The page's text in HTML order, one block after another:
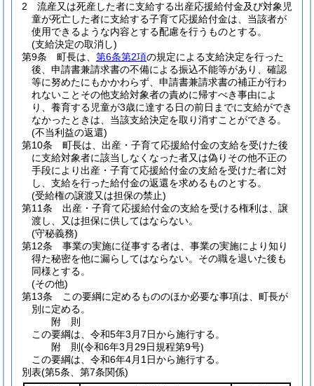
2
流産又は死産した者に支給する出産応援給付金及び対象児
童が死亡した者に支給する子育て応援給付金は、当該者が
使用できるような内容とする配慮を行うものとする。
(支給決定の取消し)
第9条
町長は、 第6条第2項の規定による支給決定を行った
後、申請書兼請求書の不備による振込不能等があり、確認
等に努めたにもかかわらず、申請書兼請求書の補正が行わ
れないことその他支給対象者の責めに帰すべき事由によ
り、養育する児童が3歳に達する日の前日までに支給ができ
なかったときは、当該支給決定を取り消すことができる。
(不当利益の返還)
第10条
町長は、出産・子育て応援給付金の支給を受けた後
に支給対象者に該当しなくなった者又は偽りその他不正の
手段により出産・子育て応援給付金の支給を受けた者に対
し、支給を行った給付金の返還を求めるものとする。
(受給権の譲渡又は担保の禁止)
第11条
出産・子育て応援給付金の支給を受ける権利は、譲
渡し、又は担保に供してはならない。
(守秘義務)
第12条
事業の実施に従事する者は、事業の実施により知り
得た秘密を他に漏らしてはならない。 その職を退いた後も
同様とする。
(その他)
第13条
この要綱に定めるもののほか必要な事項は、町長が
別に定める。
附 則
この要綱は、令和5年3月7日から施行する。
附 則(令和6年3月29日規程第9号)
この要綱は、令和6年4月1日から施行する。
別表(第5条、第7条関係)